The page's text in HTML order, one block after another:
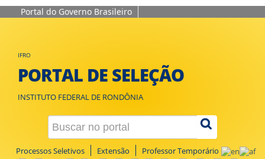
Portal do Governo Brasileiro
IFRO
PORTAL DE SELEÇÃO
INSTITUTO FEDERAL DE RONDÔNIA
Processos Seletivos Extensão Professor Temporário